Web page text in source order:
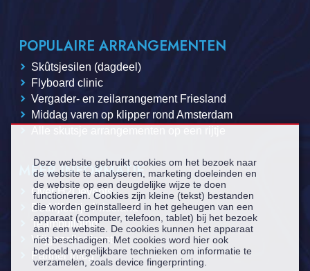
POPULAIRE ARRANGEMENTEN
Skûtsjesilen (dagdeel)
Flyboard clinic
Vergader- en zeilarrangement Friesland
Middag varen op klipper rond Amsterdam
MEER INFORMATIE
Over H2Oevents
Bedrijfsuitje Friesland
Teambuilding
Vrijgezellenfeest
Partner inlog
Deze website gebruikt cookies om het bezoek naar
de website te analyseren, marketing doeleinden en
de website op een deugdelijke wijze te doen
functioneren. Cookies zijn kleine (tekst) bestanden
die worden geïnstalleerd in het geheugen van een
apparaat (computer, telefoon, tablet) bij het bezoek
aan een website. De cookies kunnen het apparaat
niet beschadigen. Met cookies word hier ook
bedoeld vergelijkbare technieken om informatie te
verzamelen, zoals device fingerprinting.